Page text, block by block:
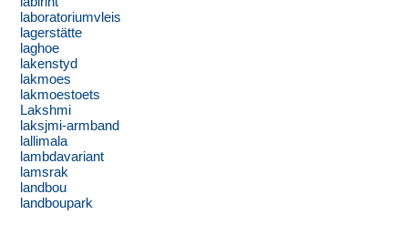
laboratoriumvleis
lagerstätte
laghoe
lakenstyd
lakmoes
lakmoestoets
Lakshmi
laksjmi-armband
lallimala
lambdavariant
lamsrak
landbou
landboupark